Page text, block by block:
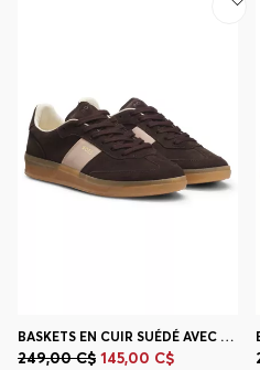
BASKETS EN CUIR SUÉDÉ AVEC FINITIONS EN CUIR LISSE
249,00 C$ 145,00 C$